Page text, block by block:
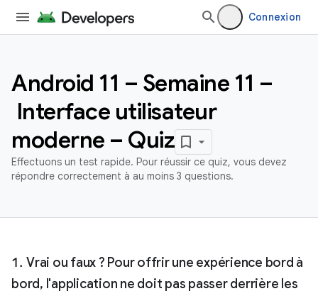
Connexion
Android 11 – Semaine 11 –
Interface utilisateur
moderne – Quiz
Effectuons un test rapide. Pour réussir ce quiz, vous devez
répondre correctement à au moins 3 questions.
Vrai ou faux ? Pour offrir une expérience bord à
bord, l'application ne doit pas passer derrière les